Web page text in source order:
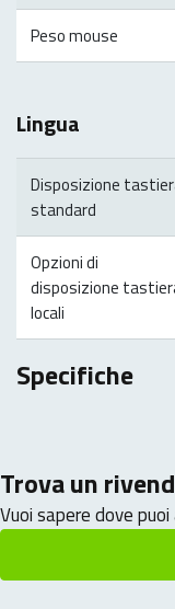
Peso mouse
Lingua
Disposizione
standard
Opzioni di
disposizione
locali
Specifiche
Trova un
Vuoi sapere dove